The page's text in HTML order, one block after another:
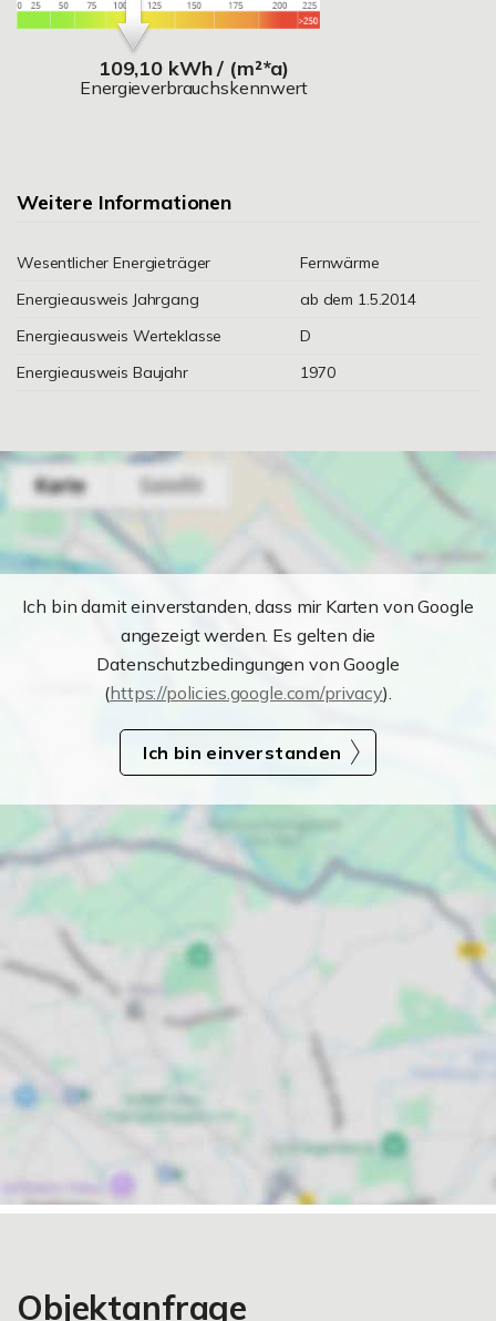
109,10 kWh / (m²*a)
Energieverbrauchskennwert
Weitere Informationen
Wesentlicher Energieträger
Fernwärme
Energieausweis Jahrgang
ab dem 1.5.2014
Energieausweis Werteklasse
D
Energieausweis Baujahr
1970
Ich bin damit einverstanden, dass mir Karten von Google
angezeigt werden. Es gelten die
Datenschutzbedingungen von Google
(https://policies.google.com/privacy).
Ich bin einverstanden
Objektanfrage